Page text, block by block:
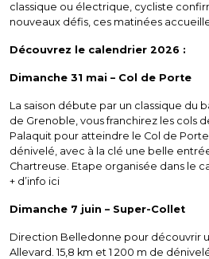
classique ou électrique, cycliste
nouveaux défis, ces matinées
Découvrez le calendrier 2026 :
Dimanche 31 mai – Col de Porte
La saison débute par un classique du
de Grenoble, vous franchirez les cols
Palaquit pour atteindre le Col de Porte :
dénivelé, avec à la clé une belle
Chartreuse. Etape organisée dans le
+ d’info ici
Dimanche 7 juin – Super-Collet
Direction Belledonne pour découvrir
Allevard. 15,8 km et 1 200 m de